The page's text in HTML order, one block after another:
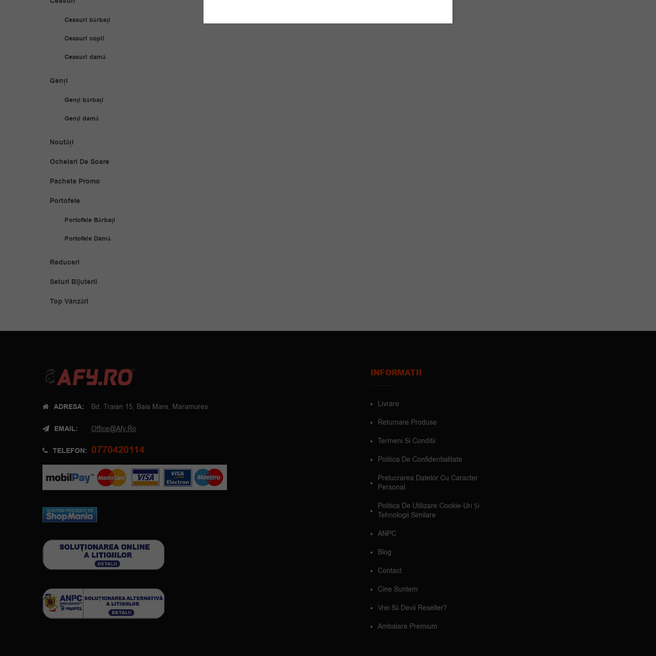
Ceasuri bărbați
Ceasuri copii
Ceasuri damă
Genți
Genți bărbați
Genți damă
Noutăți
Ochelari De Soare
Pachete Promo
Portofele
Portofele Bărbați
Portofele Damă
Reduceri
Seturi Bijuterii
Top Vânzări
ADRESA: Bd. Traian 15, Baia Mare, Maramures
EMAIL: Office@afy.ro
TELEFON: 0770420114
INFORMATII
Livrare
Returnare Produse
Termeni Si Conditii
Politica De Confidentialitate
Prelucrarea Datelor Cu Caracter
Personal
Politica De Utilizare Cookie-Uri Și
Tehnologii Similare
ANPC
Blog
Contact
Cine Suntem
Vrei Să Devii Reseller?
Ambalare Premium